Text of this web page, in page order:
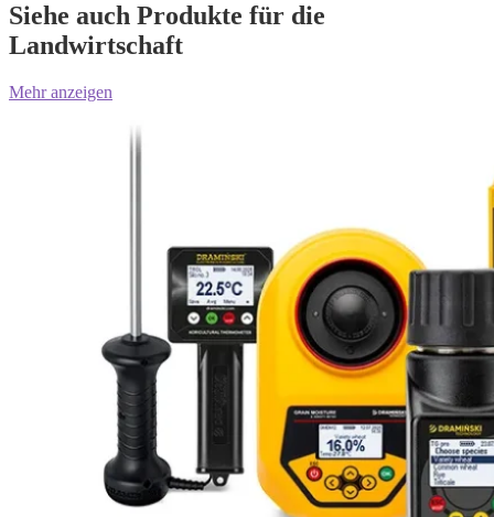
Siehe auch Produkte für die
Landwirtschaft
Mehr anzeigen